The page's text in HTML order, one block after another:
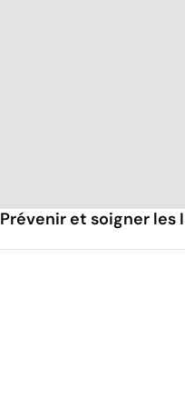
Prévenir et soigner les